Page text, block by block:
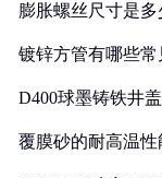
膨胀螺丝尺寸是多
镀锌方管有哪些
D400球墨铸铁井
覆膜砂的耐高温性